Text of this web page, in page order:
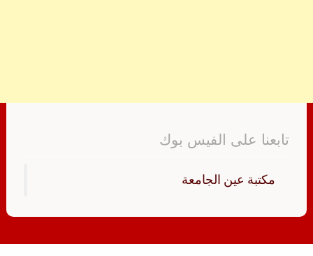
تابعنا على الفيس بوك
‏مكتبة عين الجامعة‏